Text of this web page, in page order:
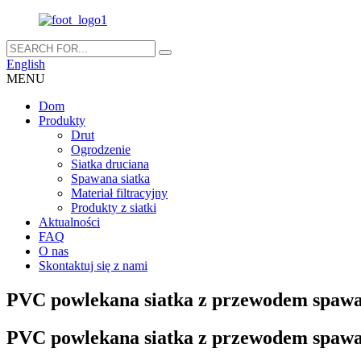
English
MENU
Dom
Produkty
Drut
Ogrodzenie
Siatka druciana
Spawana siatka
Materiał filtracyjny
Produkty z siatki
Aktualności
FAQ
O nas
Skontaktuj się z nami
PVC powlekana siatka z przewodem
PVC powlekana siatka z przewodem